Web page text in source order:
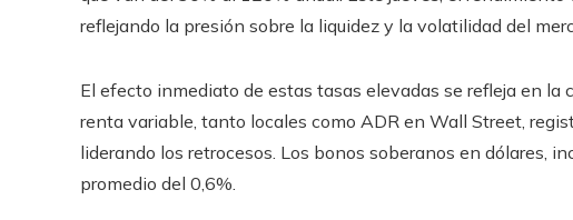
reflejando la presión sobre la liquidez y la volatilidad del
El efecto inmediato de estas tasas elevadas se refleja en la
renta variable, tanto locales como ADR en Wall Street,
liderando los retrocesos. Los bonos soberanos en dólares,
promedio del 0,6%.